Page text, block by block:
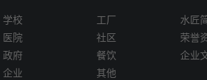
学校
医院
政府
企业
工厂
社区
餐饮
其他
水匠
荣誉
企业